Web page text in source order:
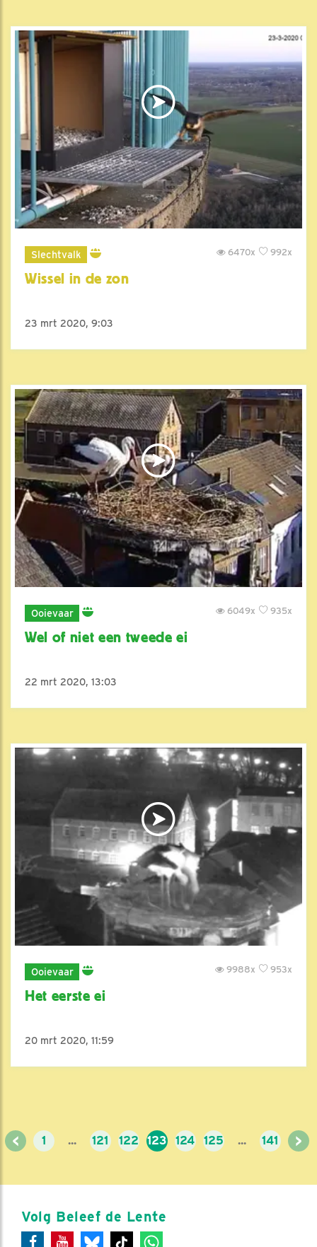
Slechtvalk 992x
6470x
Wissel in de zon
23 mrt 2020, 9:03
Ooievaar 935x
6049x
Wel of niet een tweede ei
22 mrt 2020, 13:03
Ooievaar 953x
9988x
Het eerste ei
20 mrt 2020, 11:59
< 1 ... 121 122 123 124 125 ... 141 >
Volg Beleef de Lente